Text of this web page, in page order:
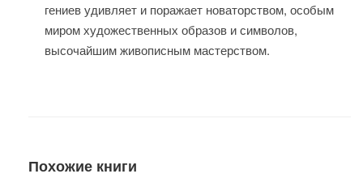
гениев удивляет и поражает новаторством, особым
миром художественных образов и символов,
высочайшим живописным мастерством.
Похожие книги